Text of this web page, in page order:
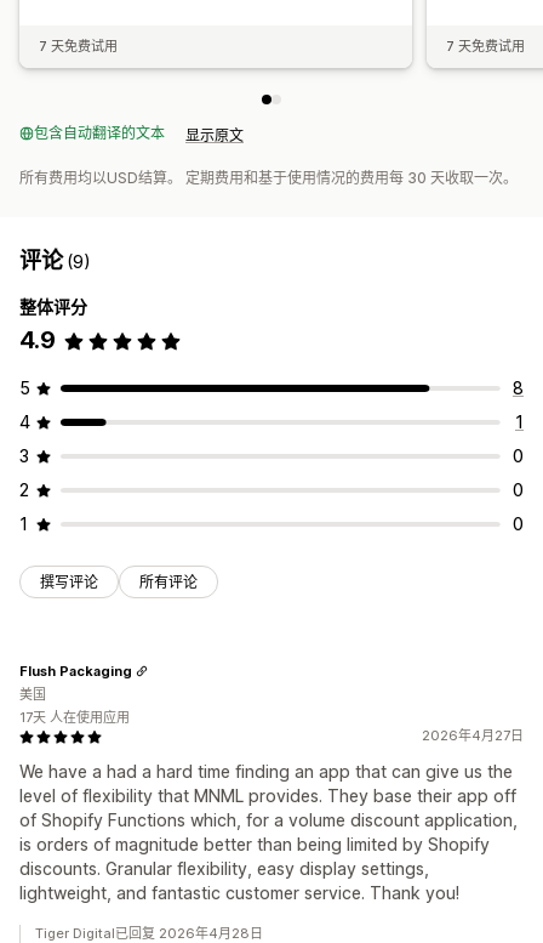
7 天免费试用 7 天免费试用
包含自动翻译的文本 显示原文
所有费用均以USD结算。 定期费用和基于使用情况的费用每 30 天收取一次。
评论(9)
整体评分
4.9
5
8
4
1
3
0
2
0
1
0
撰写评论 所有评论
2026年4月27日
We have a had a hard time finding an app that can give us the
level of flexibility that MNML provides. They base their app off
of Shopify Functions which, for a volume discount application,
is orders of magnitude better than being limited by Shopify
discounts. Granular flexibility, easy display settings,
lightweight, and fantastic customer service. Thank you!
Flush Packaging
美国
17天 人在使用应用
Tiger Digital已回复 2026年4月28日